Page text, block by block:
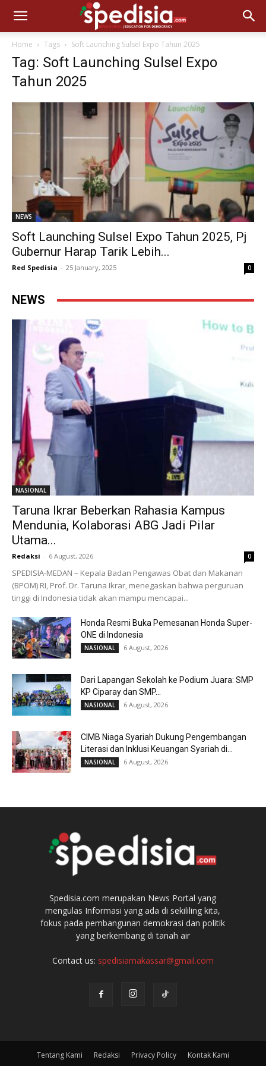
Home Tags Soft Launching Sulsel Expo Tahun 2025
Tag: Soft Launching Sulsel Expo
Tahun 2025
NEWS
Soft Launching Sulsel Expo Tahun 2025, Pj
Gubernur Harap Tarik Lebih...
Red Spedisia - 25 January, 2025 0
NEWS
NASIONAL
Taruna Ikrar Beberkan Rahasia Kampus
Mendunia, Kolaborasi ABG Jadi Pilar
Utama...
Redaksi - 6 August, 2026 0
SPEDISIA-MEDAN – Kepala Badan Pengawas Obat dan Makanan
(BPOM) RI, Prof. Dr. Taruna Ikrar, menegaskan bahwa perguruan
tinggi di Indonesia tidak akan mampu mencapai...
Honda Resmi Buka Pemesanan Honda Super-
ONE di Indonesia
NASIONAL 6 August, 2026
Dari Lapangan Sekolah ke Podium Juara: SMP
KP Ciparay dan SMP...
NASIONAL 6 August, 2026
CIMB Niaga Syariah Dukung Pengembangan
Literasi dan Inklusi Keuangan Syariah di...
NASIONAL 6 August, 2026
Spedisia.com merupakan News Portal yang
mengulas Informasi yang ada di sekililing kita,
fokus pada pembangunan demokrasi dan politik
yang berkembang di tanah air
Contact us: spedisiamakassar@gmail.com
Tentang Kami Redaksi Privacy Policy Kontak Kami